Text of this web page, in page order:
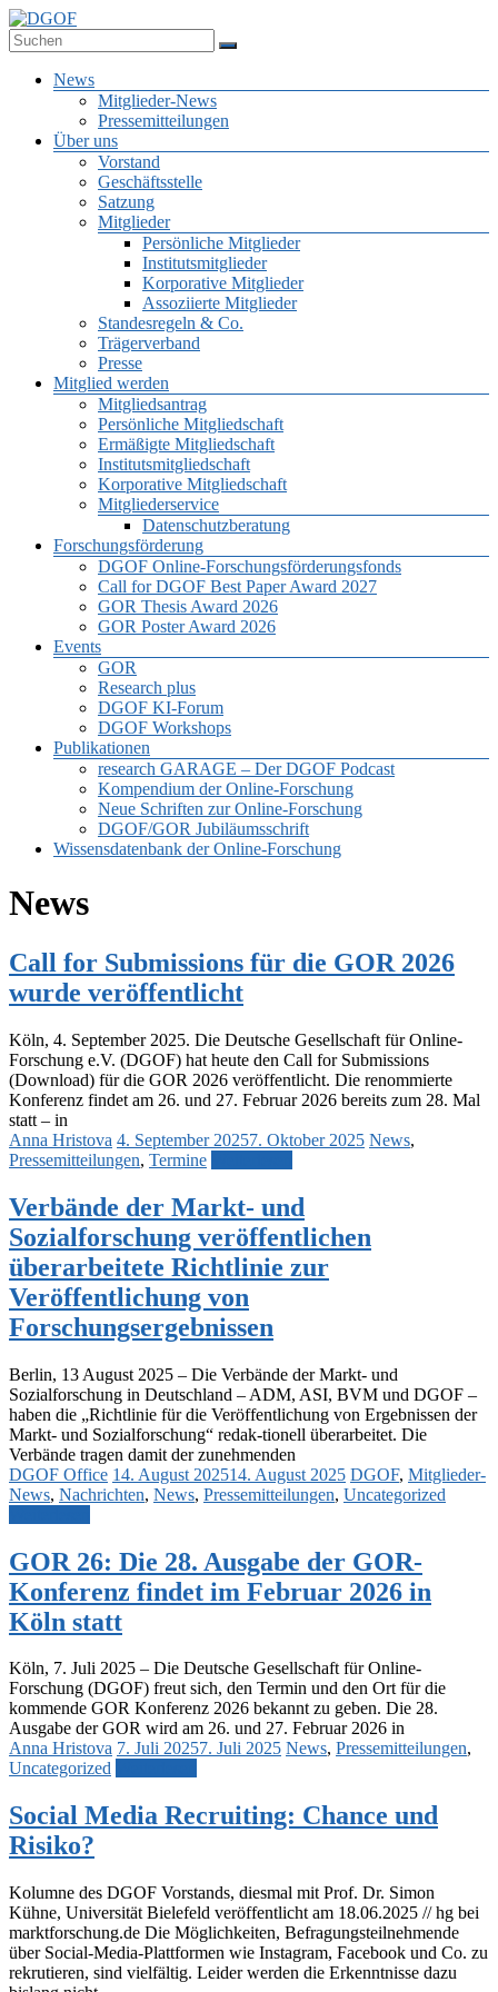
Zum
Inhalt
springen
Deutsche Gesellschaft für Online-Forschung e.V.
Menü
News
Mitglieder-News
Pressemitteilungen
Über uns
Vorstand
Geschäftsstelle
Satzung
Mitglieder
Persönliche Mitglieder
Institutsmitglieder
Korporative Mitglieder
Assoziierte Mitglieder
Standesregeln & Co.
Trägerverband
Presse
Mitglied werden
Mitgliedsantrag
Persönliche Mitgliedschaft
Ermäßigte Mitgliedschaft
Institutsmitgliedschaft
Korporative Mitgliedschaft
Mitgliederservice
Datenschutzberatung
Forschungsförderung
DGOF Online-Forschungsförderungsfonds
Call for DGOF Best Paper Award 2027
GOR Thesis Award 2026
GOR Poster Award 2026
Events
GOR
Research plus
DGOF KI-Forum
DGOF Workshops
Publikationen
research GARAGE – Der DGOF Podcast
Kompendium der Online-Forschung
Neue Schriften zur Online-Forschung
DGOF/GOR Jubiläumsschrift
Wissensdatenbank der Online-Forschung
News
Call for Submissions für die GOR 2026
wurde veröffentlicht
Köln, 4. September 2025. Die Deutsche Gesellschaft für Online-
Forschung e.V. (DGOF) hat heute den Call for Submissions
(Download) für die GOR 2026 veröffentlicht. Die renommierte
Konferenz findet am 26. und 27. Februar 2026 bereits zum 28. Mal
statt – in
Anna Hristova 4. September 20257. Oktober 2025 News,
Pressemitteilungen, Termine
Verbände der Markt- und
Sozialforschung veröffentlichen
überarbeitete Richtlinie zur
Veröffentlichung von
Forschungsergebnissen
Berlin, 13 August 2025 – Die Verbände der Markt- und
Sozialforschung in Deutschland – ADM, ASI, BVM und DGOF –
haben die „Richtlinie für die Veröffentlichung von Ergebnissen der
Markt- und Sozialforschung“ redak-tionell überarbeitet. Die
Verbände tragen damit der zunehmenden
DGOF Office 14. August 202514. August 2025 DGOF, Mitglieder-
News, Nachrichten, News, Pressemitteilungen, Uncategorized
GOR 26: Die 28. Ausgabe der GOR-
Konferenz findet im Februar 2026 in
Köln statt
Köln, 7. Juli 2025 – Die Deutsche Gesellschaft für Online-
Forschung (DGOF) freut sich, den Termin und den Ort für die
kommende GOR Konferenz 2026 bekannt zu geben. Die 28.
Ausgabe der GOR wird am 26. und 27. Februar 2026 in
Anna Hristova 7. Juli 20257. Juli 2025 News, Pressemitteilungen,
Uncategorized
Social Media Recruiting: Chance und
Risiko?
Kolumne des DGOF Vorstands, diesmal mit Prof. Dr. Simon
Kühne, Universität Bielefeld veröffentlicht am 18.06.2025 // hg bei
marktforschung.de Die Möglichkeiten, Befragungsteilnehmende
über Social-Media-Plattformen wie Instagram, Facebook und Co. zu
rekrutieren, sind vielfältig. Leider werden die Erkenntnisse dazu